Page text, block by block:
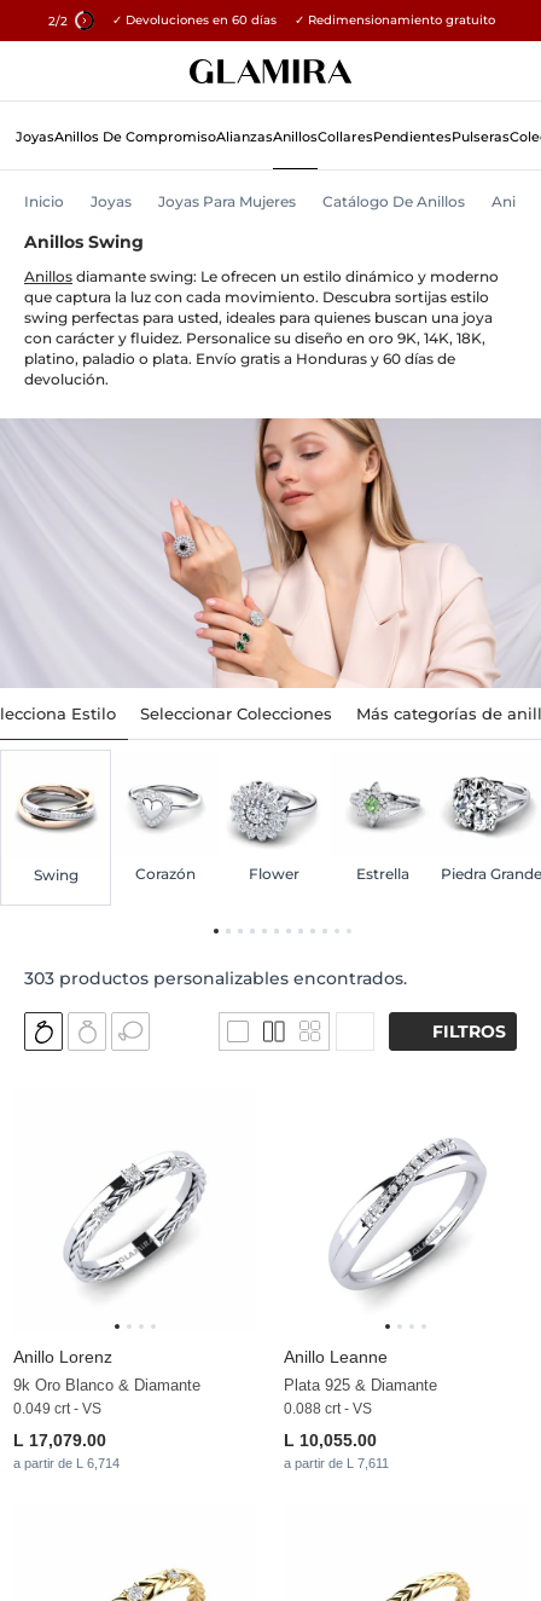
1/2 15% en todos los pedidos →
✓ Devoluciones en 60 días ✓ Redimensionamiento gratuito
Content
JoyasAnillos De CompromisoAlianzasAnillosCollaresPendientesPulseras
Inicio Joyas Joyas Para Mujeres Catálogo De Anillos Anillos
Anillos Swing
Anillos diamante swing: Le ofrecen un estilo dinámico y moderno
que captura la luz con cada movimiento. Descubra sortijas estilo
swing perfectas para usted, ideales para quienes buscan una joya
con carácter y fluidez. Personalice su diseño en oro 9K, 14K, 18K,
platino, paladio o plata. Envío gratis a Honduras y 60 días de
devolución.
Estilo Seleccionar Colecciones Más categorías de
Swing Corazón Flower Estrella Piedra Grande
303 productos personalizables encontrados.
FILTROS
Anillo Lorenz
9k Oro Blanco & Diamante
0.049 crt - VS
L 17,079.00
a partir de L 6,714
Anillo Leanne
Plata 925 & Diamante
0.088 crt - VS
L 10,055.00
a partir de L 7,611